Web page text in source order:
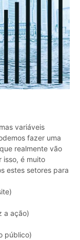
variáveis
fazer uma
realmente vão
isso, é muito
estes setores para
a ação)
público)